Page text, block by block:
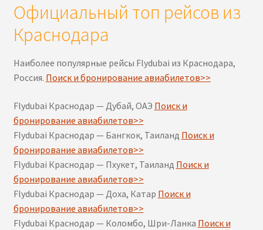
Официальный топ рейсов из
Краснодара
Наиболее популярные рейсы Flydubai из Краснодара,
Россия. Поиск и бронирование авиабилетов>>
Flydubai Краснодар — Дубай, ОАЭ Поиск и
бронирование авиабилетов>>
Flydubai Краснодар — Бангкок, Таиланд Поиск и
бронирование авиабилетов>>
Flydubai Краснодар — Пхукет, Таиланд Поиск и
бронирование авиабилетов>>
Flydubai Краснодар — Доха, Катар Поиск и
бронирование авиабилетов>>
Flydubai Краснодар — Коломбо, Шри-Ланка Поиск и